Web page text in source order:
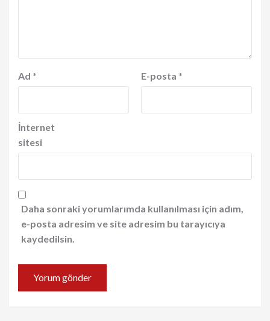
Ad * E-posta *
İnternet
sitesi
Daha sonraki yorumlarımda kullanılması için adım,
e-posta adresim ve site adresim bu tarayıcıya
kaydedilsin.